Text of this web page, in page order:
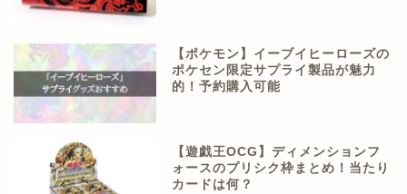
【ポケモン】イーブイヒーローズの
ポケセン限定サプライ製品が魅力
的！予約購入可能
【遊戯王OCG】ディメンションフ
ォースのプリシク枠まとめ！当たり
カードは何？